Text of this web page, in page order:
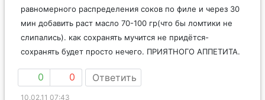
равномерного распределения соков по филе и через 30
мин добавить раст масло 70-100 гр(что бы ломтики не
слипались). как сохранять мучится не придётся-
сохранять будет просто нечего. ПРИЯТНОГО АППЕТИТА.
0 0 Ответить
10.02.11 07:43